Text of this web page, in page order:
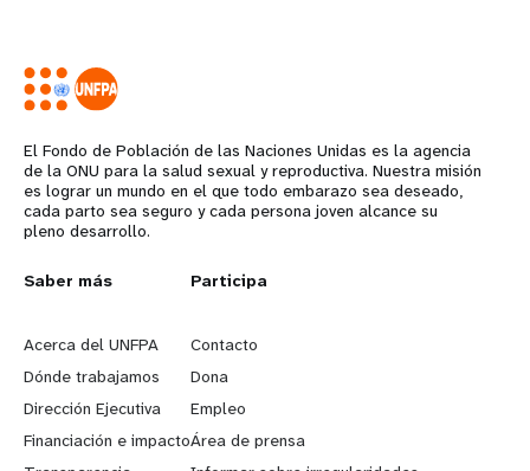
El Fondo de Población de las Naciones Unidas es la agencia
de la ONU para la salud sexual y reproductiva. Nuestra misión
es lograr un mundo en el que todo embarazo sea deseado,
cada parto sea seguro y cada persona joven alcance su
pleno desarrollo.
L
e
a
r
Saber más
Acerca del UNFPA
Dónde trabajamos
Dirección Ejecutiva
Financiación e impacto
G
o
b
e
Participa
Contacto
Dona
Empleo
Área de prensa